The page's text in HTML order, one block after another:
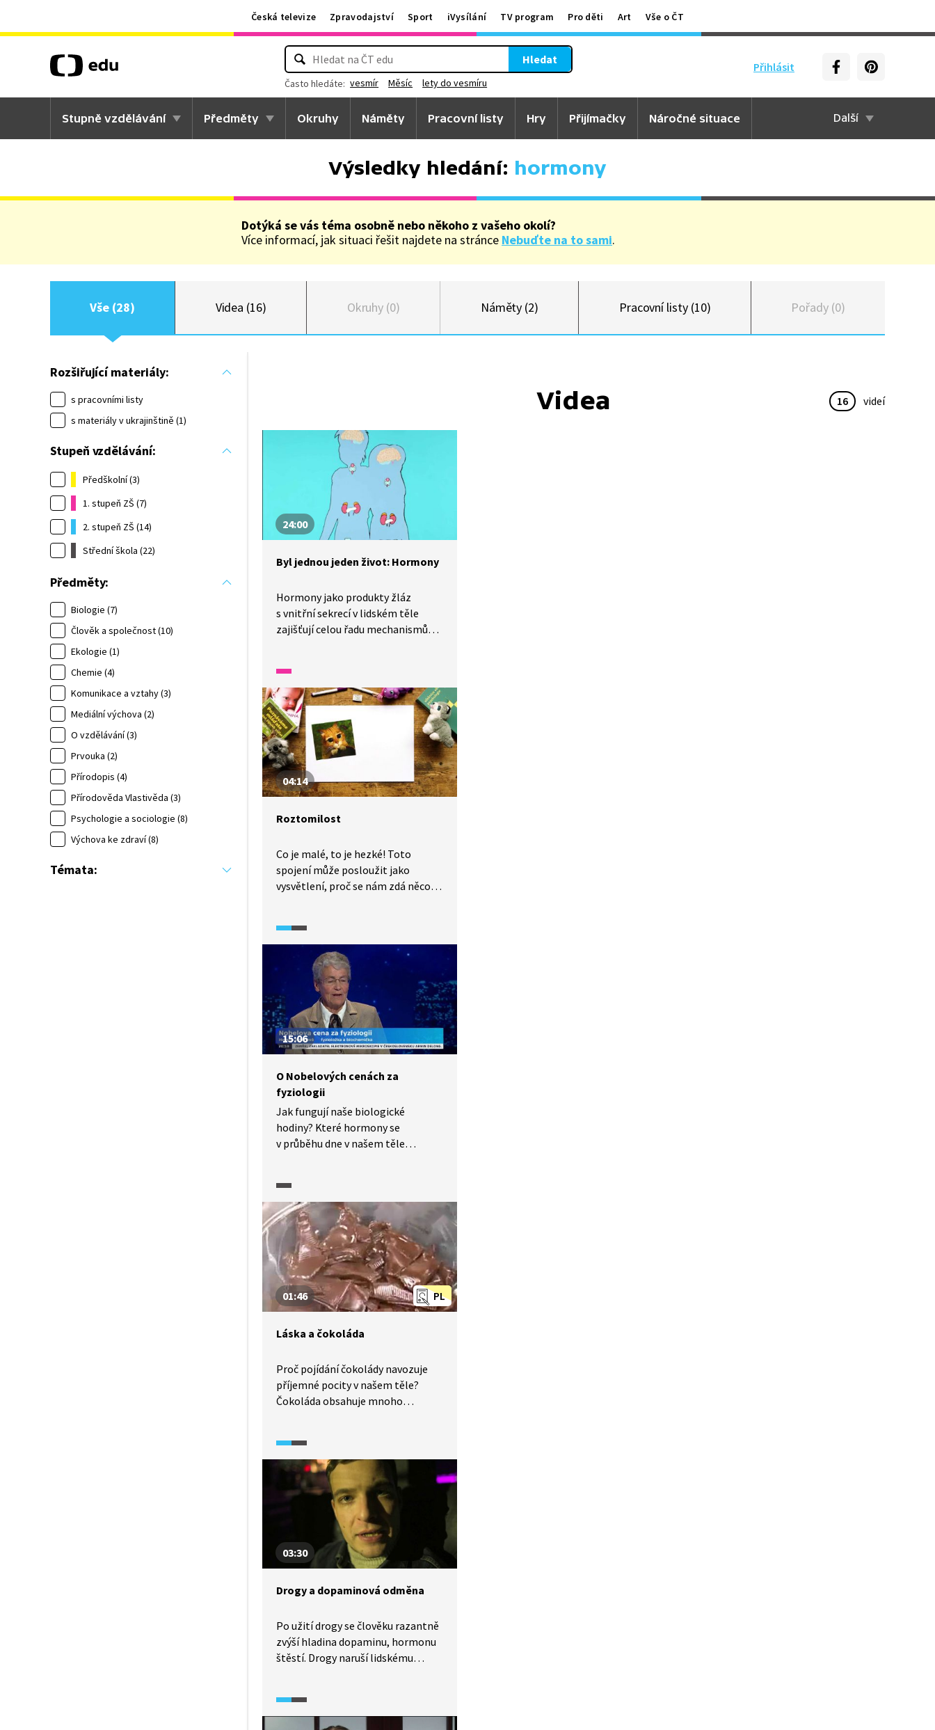
Česká televize Zpravodajství Sport iVysílání TV program Pro děti Art Vše o ČT
Přihlásit
Hledat
Často hledáte: vesmír Měsíc lety do vesmíru
Stupně vzdělávání Předměty Okruhy Náměty Pracovní listy Hry Přijímačky Náročné situace Další
Výsledky hledání: hormony
Dotýká se vás téma osobně nebo někoho z vašeho okolí?
Více informací, jak situaci řešit najdete na stránce Nebuďte na to sami.
Vše (28) Videa (16) Okruhy (0) Náměty (2) Pracovní listy (10) Pořady (0)
Rozšiřující materiály:
s pracovními listy
s materiály v ukrajinštině (1)
Stupeň vzdělávání:
Předškolní (3)
1. stupeň ZŠ (7)
2. stupeň ZŠ (14)
Střední škola (22)
Předměty:
Biologie (7)
Člověk a společnost (10)
Ekologie (1)
Chemie (4)
Komunikace a vztahy (3)
Mediální výchova (2)
O vzdělávání (3)
Prvouka (2)
Přírodopis (4)
Přírodověda Vlastivěda (3)
Psychologie a sociologie (8)
Výchova ke zdraví (8)
Témata:
Videa 16 videí
24:00
Byl jednou jeden život: Hormony
Hormony jako produkty žláz
s vnitřní sekrecí v lidském těle
zajišťují celou řadu mechanismů
v těle máme a co podporují? Které
látky jsou potřeba pro tvorbu
a fungování hormonů v těle? A jak
pracuje štítná žláza? Odpovědi
na všechny tyto otázky najdete
v tomto díle známého
francouzského animovaného
seriálu.
04:14
Roztomilost
Co je malé, to je hezké! Toto
spojení může posloužit jako
vysvětlení, proč se nám zdá něco
rozmačkat či - jak se říká - samou
láskou sníst? Do pociťování
roztomilosti promlouvají
například hormony či evoluční
vývoj.
15:06
O Nobelových cenách za
fyziologii
Jak fungují naše biologické
hodiny? Které hormony se
v průběhu dne v našem těle
melatonin? O výzkumech
oceněných Nobelovou cenou
za fyziologii hovoří profesorka
Helena Illnerová.
PL
01:46
Láska a čokoláda
Proč pojídání čokolády navozuje
příjemné pocity v našem těle?
Čokoláda obsahuje mnoho
který ale i dokáže produkovat naše
tělo. Teobromin, ovlivňující srdeční
činnost, tryptofan, který ovlivňuje
naši náladu. Příjemný pocit je také
způsoben tím, že teplota tání
čokolády je trochu nižší než
teplota lidského těla.
03:30
Drogy a dopaminová odměna
Po užití drogy se člověku razantně
zvýší hladina dopaminu, hormonu
štěstí. Drogy naruší lidskému
či trpělivostí). Tento umělý pocit
odměny je samozřejmě rizikem,